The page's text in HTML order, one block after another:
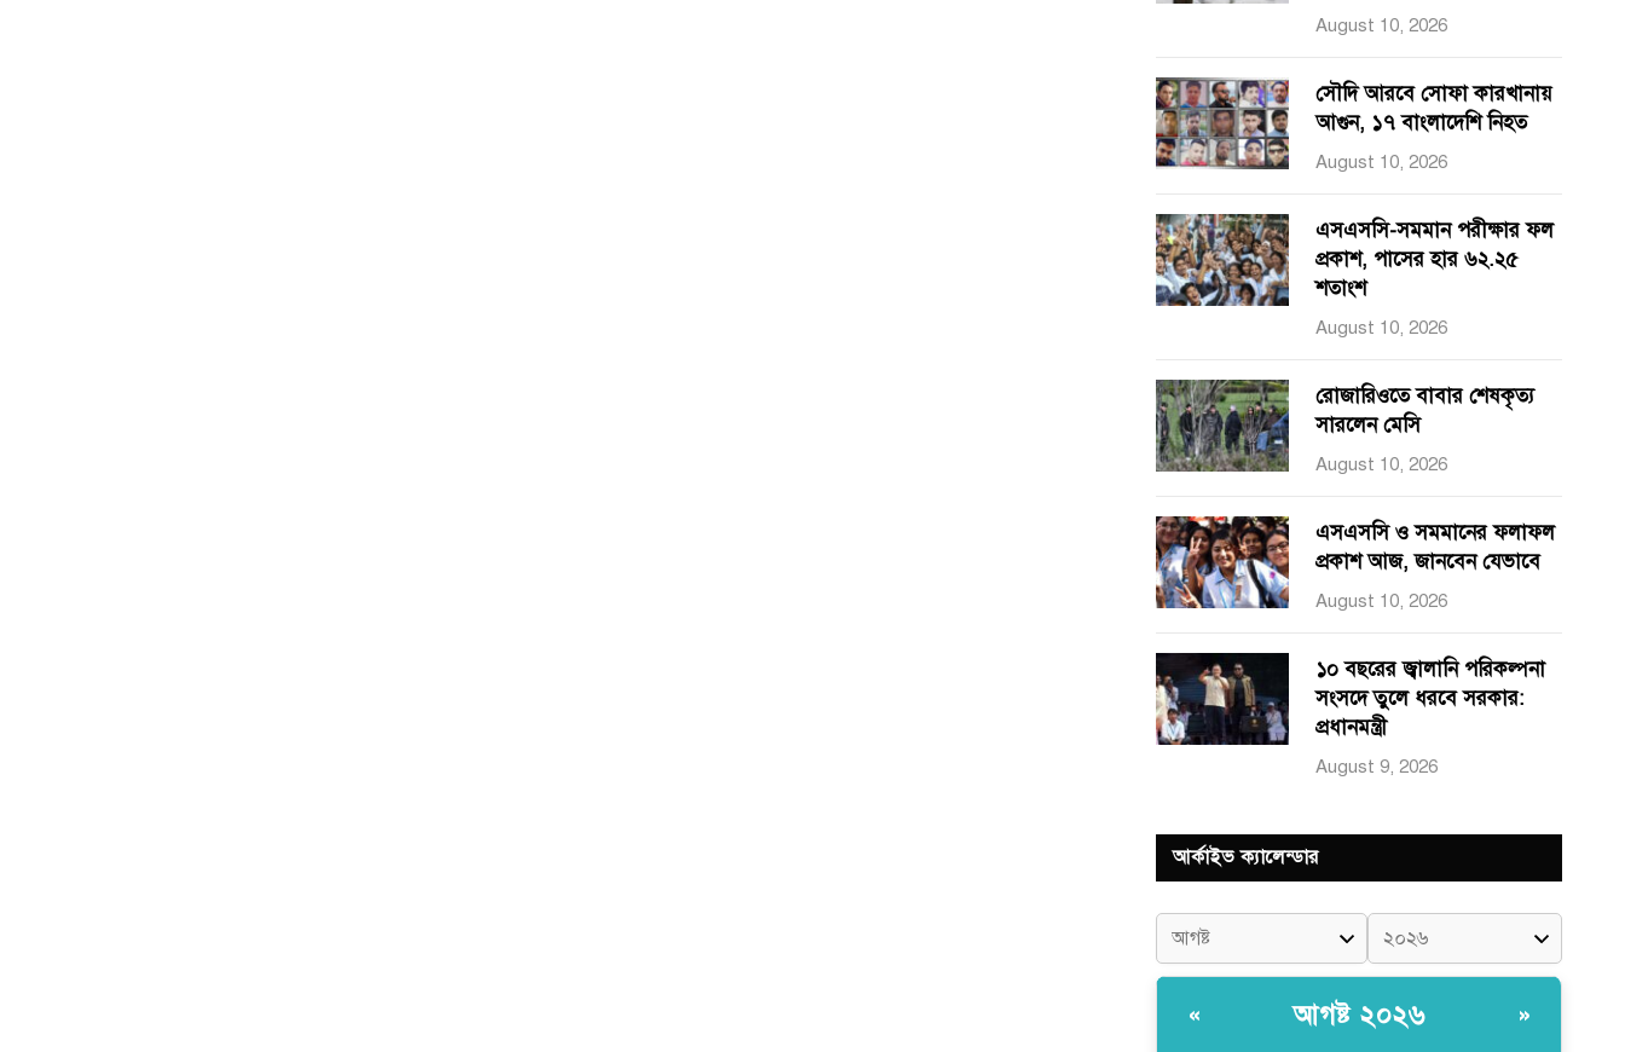
August 10, 2026
সৌদি আরবে সোফা কারখানায়
আগুন, ১৭ বাংলাদেশি নিহত
August 10, 2026
এসএসসি-সমমান পরীক্ষার ফল
প্রকাশ, পাসের হার ৬২.২৫
শতাংশ
August 10, 2026
রোজারিওতে বাবার শেষকৃত্য
সারলেন মেসি
August 10, 2026
এসএসসি ও সমমানের ফলাফল
প্রকাশ আজ, জানবেন যেভাবে
August 10, 2026
১০ বছরের জ্বালানি পরিকল্পনা
সংসদে তুলে ধরবে সরকার:
প্রধানমন্ত্রী
August 9, 2026
আর্কাইভ ক্যালেন্ডার
« আগষ্ট ২০২৬ »